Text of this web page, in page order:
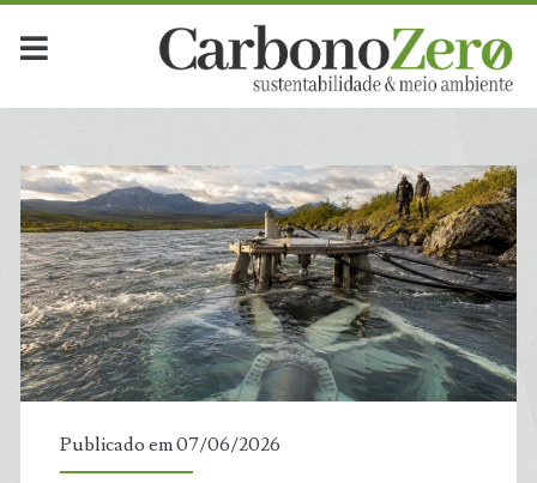
Publicado em 07/06/2026